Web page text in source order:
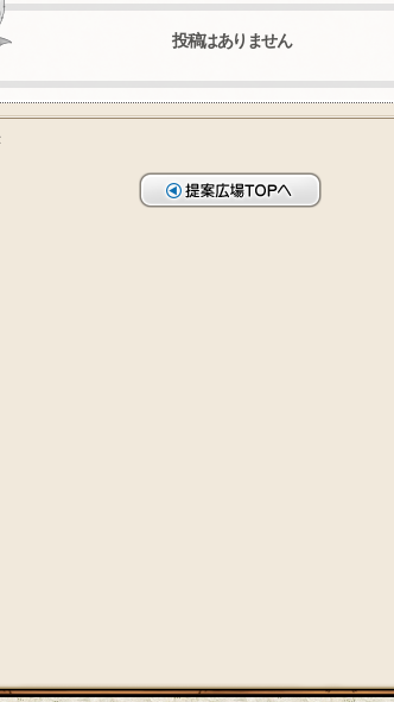
投稿はありません